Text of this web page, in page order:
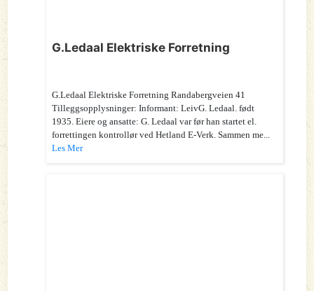
G.Ledaal Elektriske Forretning
G.Ledaal Elektriske Forretning Randabergveien 41
Tilleggsopplysninger: Informant: LeivG. Ledaal. født
1935. Eiere og ansatte: G. Ledaal var før han startet el.
forrettingen kontrollør ved Hetland E-Verk. Sammen me...
Les Mer